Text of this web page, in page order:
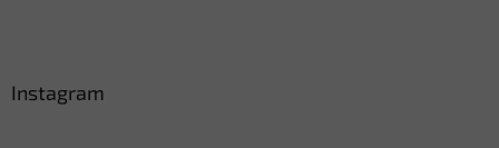
Instagram